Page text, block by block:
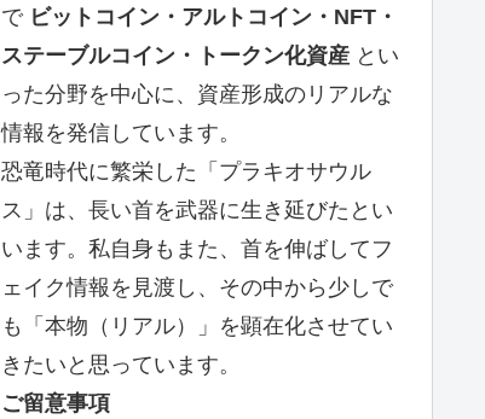
で ビットコイン・アルトコイン・NFT・
ステーブルコイン・トークン化資産 とい
った分野を中心に、資産形成のリアルな
情報を発信しています。
恐竜時代に繁栄した「プラキオサウル
ス」は、長い首を武器に生き延びたとい
います。私自身もまた、首を伸ばしてフ
ェイク情報を見渡し、その中から少しで
も「本物（リアル）」を顕在化させてい
きたいと思っています。
ご留意事項